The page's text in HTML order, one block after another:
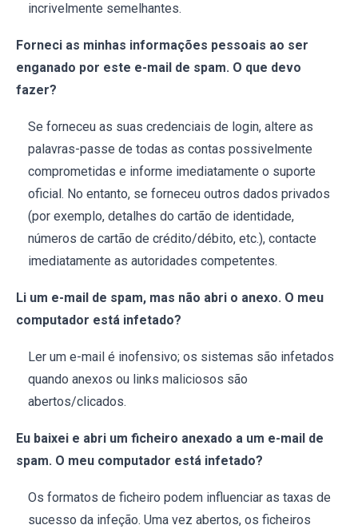
incrivelmente semelhantes.
Forneci as minhas informações pessoais ao ser
enganado por este e-mail de spam. O que devo
fazer?
Se forneceu as suas credenciais de login, altere as
palavras-passe de todas as contas possivelmente
comprometidas e informe imediatamente o suporte
oficial. No entanto, se forneceu outros dados privados
(por exemplo, detalhes do cartão de identidade,
números de cartão de crédito/débito, etc.), contacte
imediatamente as autoridades competentes.
Li um e-mail de spam, mas não abri o anexo. O meu
computador está infetado?
Ler um e-mail é inofensivo; os sistemas são infetados
quando anexos ou links maliciosos são
abertos/clicados.
Eu baixei e abri um ficheiro anexado a um e-mail de
spam. O meu computador está infetado?
Os formatos de ficheiro podem influenciar as taxas de
sucesso da infeção. Uma vez abertos, os ficheiros